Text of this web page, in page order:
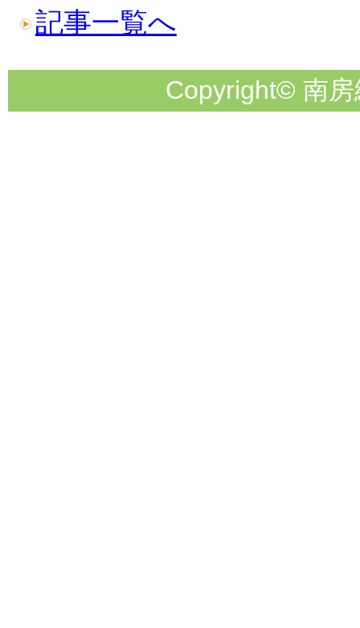
記事一覧へ
Copyright© 南